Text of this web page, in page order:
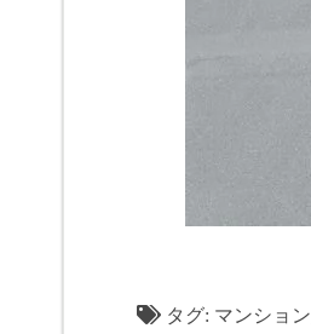
タグ: マンション